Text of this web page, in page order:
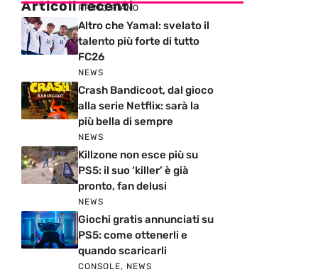
Articoli recenti
PRIMO PIANO
Altro che Yamal: svelato il
talento più forte di tutto
FC26
NEWS
Crash Bandicoot, dal gioco
alla serie Netflix: sarà la
più bella di sempre
NEWS
Killzone non esce più su
PS5: il suo ‘killer’ è già
pronto, fan delusi
NEWS
Giochi gratis annunciati su
PS5: come ottenerli e
quando scaricarli
CONSOLE, NEWS